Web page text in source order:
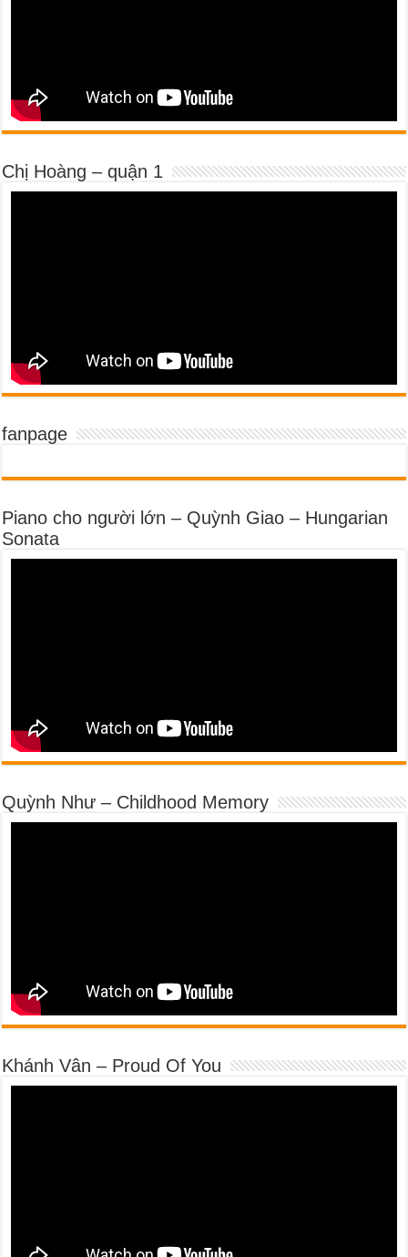
Chị Hoàng – quận 1
fanpage
Piano cho người lớn – Quỳnh Giao – Hungarian
Sonata
Quỳnh Như – Childhood Memory
Khánh Vân – Proud Of You